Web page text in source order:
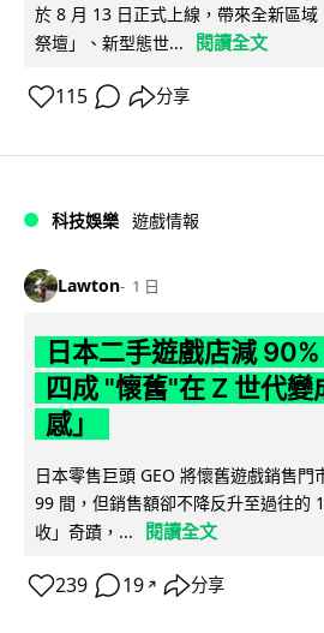
於 8 月 13 日正式上線，帶來全新區
祭壇」、新型態世...
閱讀全文
115 分享
科技娛樂 遊戲情報
Lawton 1 日
日本二手遊戲店減
四成 "懷舊"在 Z 世代變
感」
日本零售巨頭 GEO 將懷舊遊戲銷售門
99 間，但銷售額卻不降反升至過往的
收」奇蹟，...
閱讀全文
239 19 ↗ 分享